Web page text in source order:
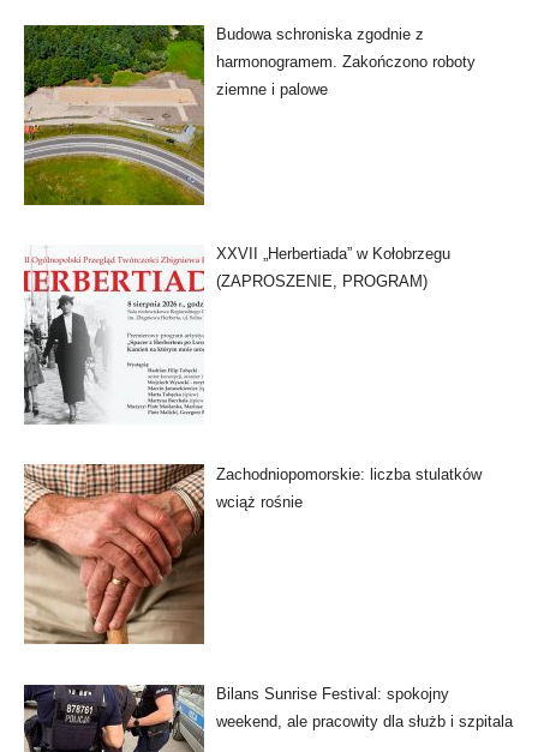
Budowa schroniska zgodnie z
harmonogramem. Zakończono roboty
ziemne i palowe
XXVII „Herbertiada” w Kołobrzegu
(ZAPROSZENIE, PROGRAM)
Zachodniopomorskie: liczba stulatków
wciąż rośnie
Bilans Sunrise Festival: spokojny
weekend, ale pracowity dla służb i szpitala